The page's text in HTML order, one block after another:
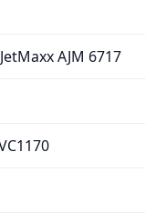
AJM 6717